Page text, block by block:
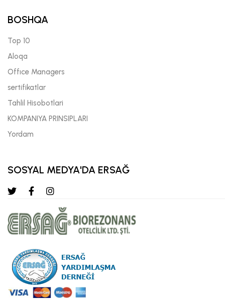
BOSHQA
Top 10
Aloqa
Offıce Managers
sertifikatlar
Tahlil Hisobotlari
KOMPANIYA PRINSIPLARI
Yordam
SOSYAL MEDYA'DA ERSAĞ